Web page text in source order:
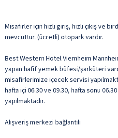
Misafirler için hızlı giriş, hızlı çıkış ve
mevcuttur. (ücretli) otopark vardır.
Best Western Hotel Viernheim
yapan hafif yemek büfesi/şarküteri
misafirlerimize içecek servisi
hafta içi 06.30 ve 09.30, hafta sonu
yapılmaktadır.
Alışveriş merkezi bağlantılı